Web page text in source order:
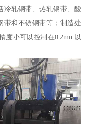
冷轧钢带、热轧钢带、酸
带和不锈钢带等；制造处
度小可以控制在0.2mm以